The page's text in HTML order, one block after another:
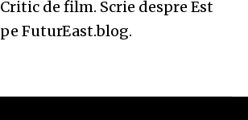
Critic de film. Scrie despre Est
pe FuturEast.blog.